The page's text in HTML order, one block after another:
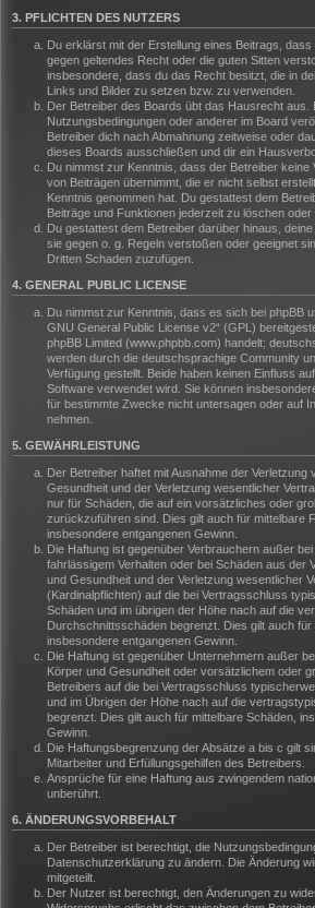
3. PFLICHTEN DES NUTZERS
Du erklärst mit der Erstellung eines Beitrags,
gegen geltendes Recht oder die guten Sitten
insbesondere, dass du das Recht besitzt, die in
Links und Bilder zu setzen bzw. zu verwenden.
Der Betreiber des Boards übt das Hausrecht aus.
Nutzungsbedingungen oder anderer im Board
Betreiber dich nach Abmahnung zeitweise oder
dieses Boards ausschließen und dir ein
Du nimmst zur Kenntnis, dass der Betreiber keine
von Beiträgen übernimmt, die er nicht selbst
Kenntnis genommen hat. Du gestattest dem
Beiträge und Funktionen jederzeit zu löschen
Du gestattest dem Betreiber darüber hinaus,
sie gegen o. g. Regeln verstoßen oder geeignet
Dritten Schaden zuzufügen.
4. GENERAL PUBLIC LICENSE
Du nimmst zur Kenntnis, dass es sich bei phpBB
GNU General Public License v2“ (GPL)
phpBB Limited (www.phpbb.com) handelt;
werden durch die deutschsprachige Community
Verfügung gestellt. Beide haben keinen Einfluss
Software verwendet wird. Sie können
für bestimmte Zwecke nicht untersagen oder auf
nehmen.
5. GEWÄHRLEISTUNG
Der Betreiber haftet mit Ausnahme der Verletzung
Gesundheit und der Verletzung wesentlicher
nur für Schäden, die auf ein vorsätzliches oder
zurückzuführen sind. Dies gilt auch für mittelbare
insbesondere entgangenen Gewinn.
Die Haftung ist gegenüber Verbrauchern außer
fahrlässigem Verhalten oder bei Schäden aus der
und Gesundheit und der Verletzung wesentlicher
(Kardinalpflichten) auf die bei Vertragsschluss
Schäden und im übrigen der Höhe nach auf die
Durchschnittsschäden begrenzt. Dies gilt auch
insbesondere entgangenen Gewinn.
Die Haftung ist gegenüber Unternehmern außer
Körper und Gesundheit oder vorsätzlichem oder
Betreibers auf die bei Vertragsschluss
und im Übrigen der Höhe nach auf die
begrenzt. Dies gilt auch für mittelbare Schäden,
Gewinn.
Die Haftungsbegrenzung der Absätze a bis c gilt
Mitarbeiter und Erfüllungsgehilfen des Betreibers.
Ansprüche für eine Haftung aus zwingendem
unberührt.
6. ÄNDERUNGSVORBEHALT
Der Betreiber ist berechtigt, die
Datenschutzerklärung zu ändern. Die Änderung
mitgeteilt.
Der Nutzer ist berechtigt, den Änderungen zu